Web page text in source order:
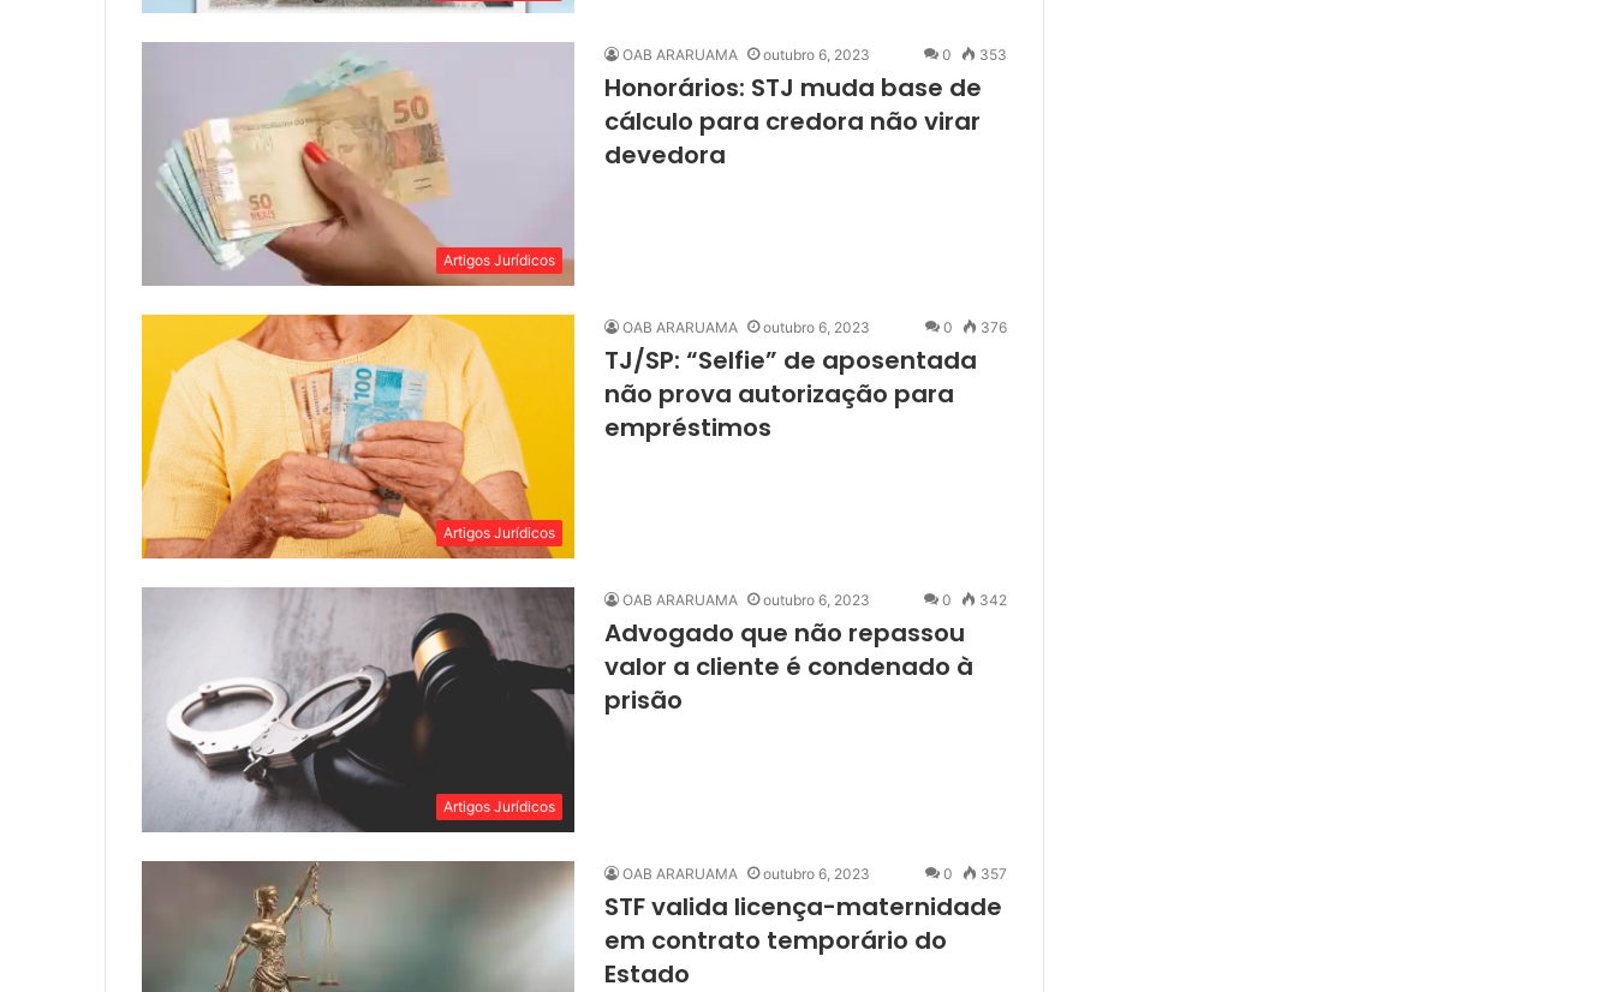
Artigos Jurídicos
OAB ARARUAMA outubro 6, 2023 0 353
Honorários: STJ muda base de
cálculo para credora não virar
devedora
Artigos Jurídicos
OAB ARARUAMA outubro 6, 2023 0 376
TJ/SP: “Selfie” de aposentada
não prova autorização para
empréstimos
Artigos Jurídicos
OAB ARARUAMA outubro 6, 2023 0 342
Advogado que não repassou
valor a cliente é condenado à
prisão
OAB ARARUAMA outubro 6, 2023 0 357
STF valida licença-maternidade
em contrato temporário do
Estado